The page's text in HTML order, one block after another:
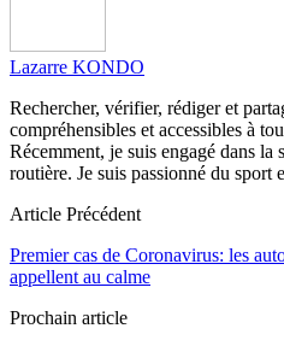
Lazarre KONDO
Rechercher, vérifier, rédiger et
compréhensibles et accessibles à
Récemment, je suis engagé dans la
routière. Je suis passionné du sport
Article Précédent
Premier cas de Coronavirus: les
appellent au calme
Prochain article